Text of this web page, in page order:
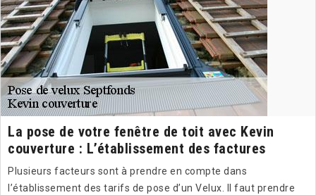
La pose de votre fenêtre de toit avec Kevin
couverture : L’établissement des factures
Plusieurs facteurs sont à prendre en compte dans
l’établissement des tarifs de pose d’un Velux. Il faut prendre